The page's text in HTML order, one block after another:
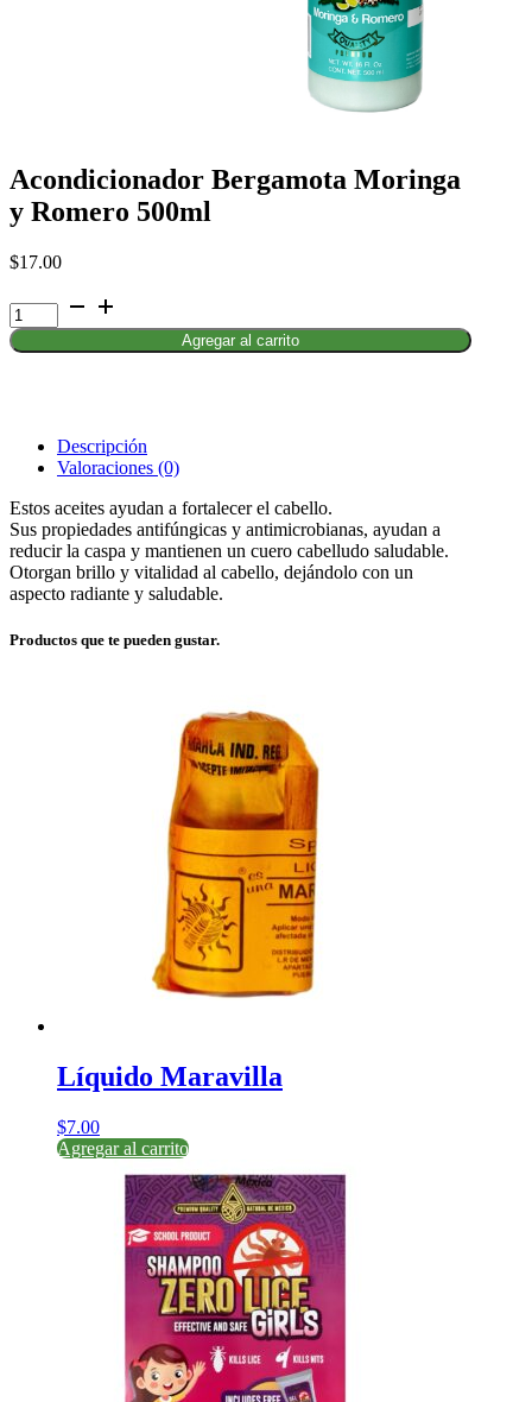
Acondicionador Bergamota Moringa
y Romero 500ml
$17.00
Acondicionador
Bergamota
Moringa
Agregar al carrito
Descripción
Valoraciones (0)
Estos aceites ayudan a fortalecer el cabello.
Sus propiedades antifúngicas y antimicrobianas, ayudan a
reducir la caspa y mantienen un cuero cabelludo saludable.
Otorgan brillo y vitalidad al cabello, dejándolo con un
aspecto radiante y saludable.
Productos que te pueden gustar.
Líquido Maravilla
$7.00
Agregar al carrito